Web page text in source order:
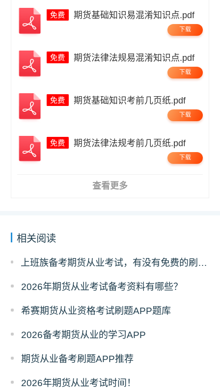
期货基础知识易混淆知识点.pdf
下载
期货法律法规易混淆知识点.pdf
下载
期货基础知识考前几页纸.pdf
下载
期货法律法规考前几页纸.pdf
下载
查看更多
相关阅读
上班族备考期货从业考试，有没有免费的刷题 APP 可以推荐？
2026年期货从业考试备考资料有哪些？
希赛期货从业资格考试刷题APP题库
2026备考期货从业的学习APP
期货从业备考刷题APP推荐
2026年期货从业考试时间！